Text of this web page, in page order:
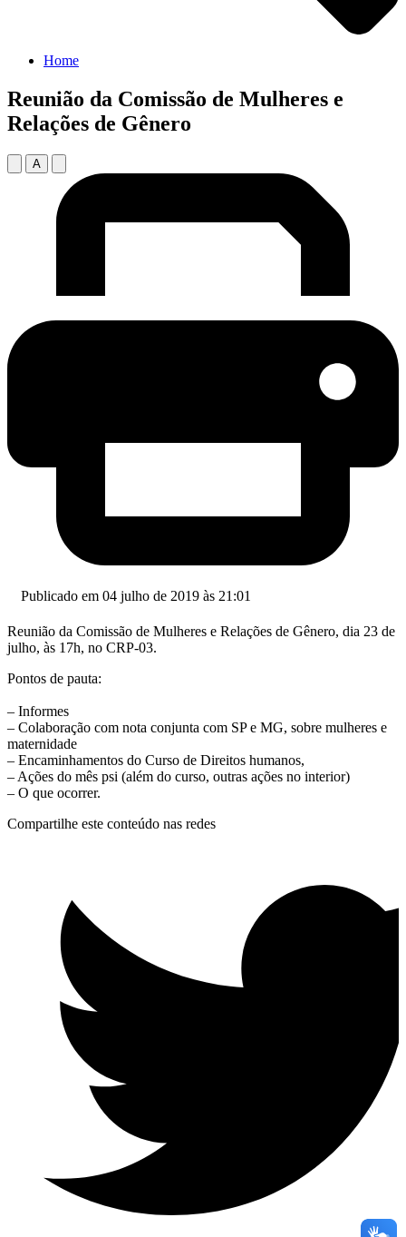
Home
Reunião da Comissão de Mulheres e
Relações de Gênero
A
Publicado em 04 julho de 2019 às 21:01
Reunião da Comissão de Mulheres e Relações de Gênero, dia 23 de
julho, às 17h, no CRP-03.
Pontos de pauta:
– Informes
– Colaboração com nota conjunta com SP e MG, sobre mulheres e
maternidade
– Encaminhamentos do Curso de Direitos humanos,
– Ações do mês psi (além do curso, outras ações no interior)
– O que ocorrer.
Compartilhe este conteúdo nas redes